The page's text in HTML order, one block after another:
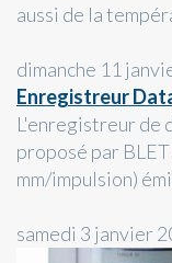
aussi de la
dimanche 11
Enregistreur
L'enregistreur de
proposé par
mm/impulsion)
samedi 3 janvier